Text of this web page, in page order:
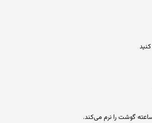
کنید
گوشت را نرم می‌کند.